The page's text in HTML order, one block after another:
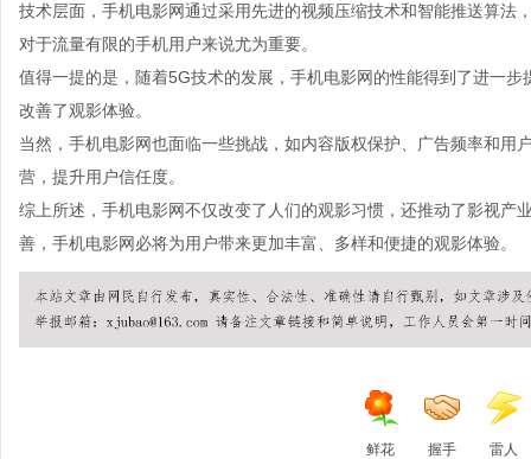
技术层面，手机电影网通过采用先进的视频压缩技术和智能推送算法
对于流量有限的手机用户来说尤为重要。
值得一提的是，随着5G技术的发展，手机电影网的性能得到了进一
改善了观影体验。
当然，手机电影网也面临一些挑战，如内容版权保护、广告频率和
营，提升用户信任度。
综上所述，手机电影网不仅改变了人们的观影习惯，还推动了影视产
善，手机电影网必将为用户带来更加丰富、多样和便捷的观影体验。
鲜花 握手 雷人